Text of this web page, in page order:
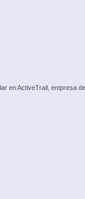
en ActiveTrail, empresa